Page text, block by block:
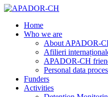
Home
Who we are
About APADOR-
Afilieri
APADOR-CH
Personal data
Funders
Activities